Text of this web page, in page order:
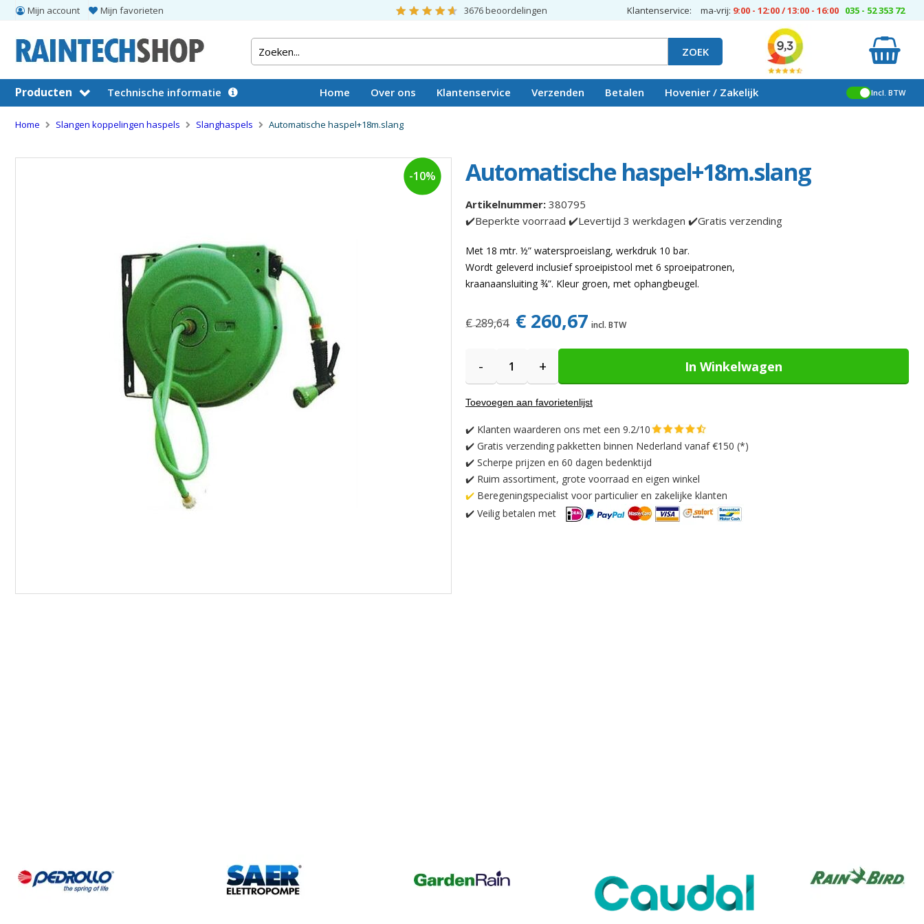
Mijn account Mijn favorieten Klantenservice: ma-vrij: 9:00 - 12:00 / 13:00 - 16:00 035 - 52 353 72
3676beoordelingen
Incl. BTW
ZOEK
Producten Technische informatie Home Over ons Klantenservice Verzenden Betalen
Hovenier / Zakelijk
Vacatures
Home Slangen koppelingen haspels Slanghaspels Automatische haspel+18m.slang
-10% Automatische haspel+18m.slang
Artikelnummer: 380795
✔️Beperkte voorraad ✔️Levertijd 3 werkdagen ✔️Gratis verzending
Met 18 mtr. ½” watersproeislang, werkdruk 10 bar.
Wordt geleverd inclusief sproeipistool met 6 sproeipatronen,
kraanaansluiting ¾”. Kleur groen, met ophangbeugel.
€ 260,67
€ 289,64
- + In Winkelwagen
Toevoegen aan favorietenlijst
✔️ Klanten waarderen ons met een 9.2/10
✔️ Gratis verzending pakketten binnen Nederland vanaf €150 (*)
✔️ Scherpe prijzen en 60 dagen bedenktijd
✔️ Ruim assortiment, grote voorraad en eigen winkel
✔️ Beregeningspecialist voor particulier en zakelijke klanten
✔️ Veilig betalen met